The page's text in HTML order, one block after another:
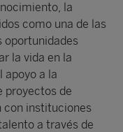
la
como una de las
oportunidades
la vida en la
apoyo a la
proyectos de
con instituciones
a través de